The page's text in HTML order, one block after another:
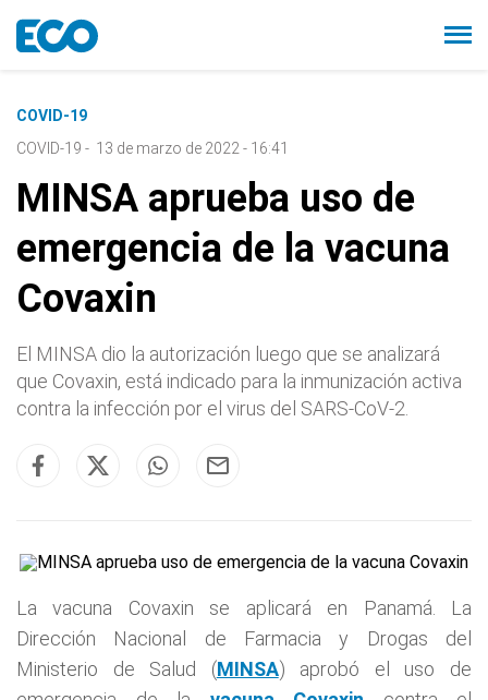
COVID-19
COVID-19 - 13 de marzo de 2022 - 16:41
MINSA aprueba uso de
emergencia de la vacuna
Covaxin
El MINSA dio la autorización luego que se analizará
que Covaxin, está indicado para la inmunización activa
contra la infección por el virus del SARS-CoV-2.
La vacuna Covaxin se aplicará en Panamá. La
Dirección Nacional de Farmacia y Drogas del
Ministerio de Salud (MINSA) aprobó el uso de